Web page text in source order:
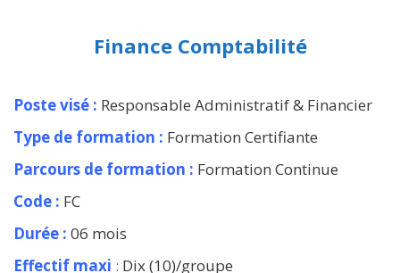
Finance Comptabilité
Poste visé : Responsable Administratif & Financier
Type de formation : Formation Certifiante
Parcours de formation : Formation Continue
Code : FC
Durée : 06 mois
Effectif maxi : Dix (10)/groupe